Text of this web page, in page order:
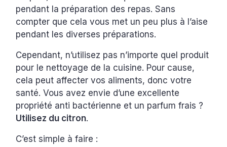
pendant la préparation des repas. Sans
compter que cela vous met un peu plus à l’aise
pendant les diverses préparations.
Cependant, n’utilisez pas n’importe quel produit
pour le nettoyage de la cuisine. Pour cause,
cela peut affecter vos aliments, donc votre
santé. Vous avez envie d’une excellente
propriété anti bactérienne et un parfum frais ?
Utilisez du citron.
C’est simple à faire :